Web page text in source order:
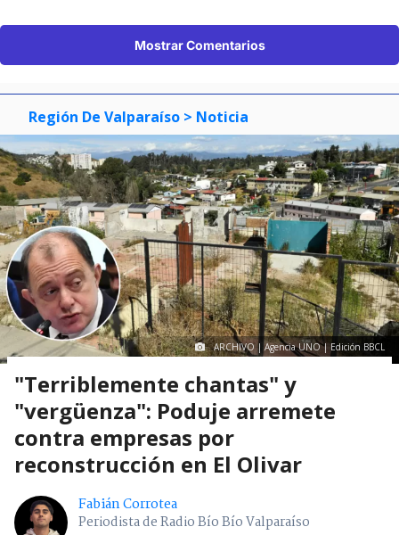
Mostrar Comentarios
Región De Valparaíso > Noticia
ARCHIVO | Agencia UNO | Edición BBCL
"Terriblemente chantas" y
"vergüenza": Poduje arremete
contra empresas por
reconstrucción en El Olivar
Fabián Corrotea
Periodista de Radio Bío Bío Valparaíso